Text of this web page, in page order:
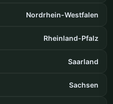
Nordrhein-Westfalen
Rheinland-Pfalz
Saarland
Sachsen